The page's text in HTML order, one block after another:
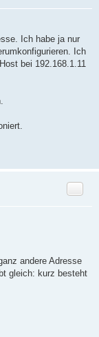
Ich habe ja nur
Ich
bei 192.168.1.11
Zitat
andere Adresse
gleich: kurz besteht